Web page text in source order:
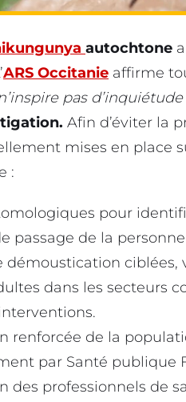
autochtone
ARS Occitanie affirme
pas d’inquiétude
Afin d’éviter la
mises en place
:
pour
passage de la
démoustication
dans les secteurs
renforcée de la
par Santé publique
des professionnels de